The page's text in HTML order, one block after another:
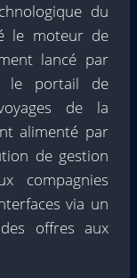
du
le moteur de
lancé par
le portail de
de la
alimenté par
de gestion
compagnies
via un
offres aux